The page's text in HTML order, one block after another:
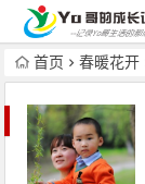
首页 春暖花开